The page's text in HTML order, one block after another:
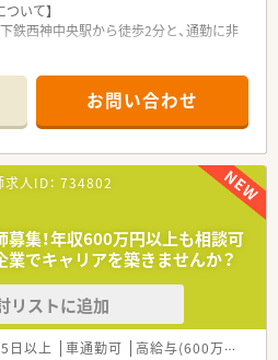
に関わる内容、OTC薬やサプリメント
講いただけます。
いて ／
休2.5日の店舗が多いのが特徴です♪
均4.7時間/月］と少なく、ライフワーク
8.5～9時間×平日4日と土曜日4～5時
帯主様で10,000円～25,000円まで支給
すすめ★ ／
！ 希望者は全員復帰されており、
3年生まで調整することができます。
社の方向性として
様と関係性を作り、長期勤務してほし
いて】
鉄西神中央駅から徒歩2分と、通勤に非
という手厚い人員体制で、落ち着いて
について】
上と組織体制の強化を目的とした、欠員
ホスピタリティを持って業務に取り組め
の運転が可能で対人業務に意欲的な方
下で30店舗以上を展開する、無借金経
お問い合わせ
人ID： 734802
募集！年収600万円以上も相談可
でキャリアを築きませんか？
リストに追加
日以上 車通勤可 高給与(600万円以上)